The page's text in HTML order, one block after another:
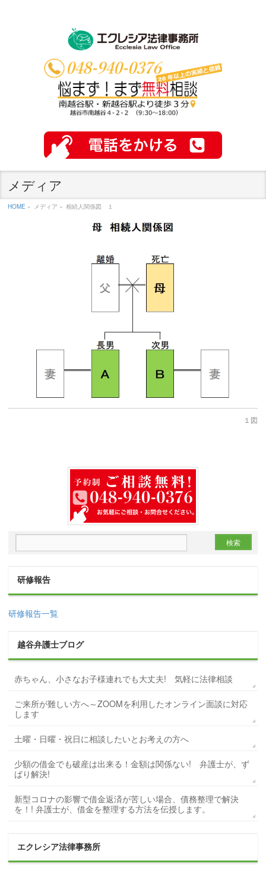
メディア
HOME » メディア » 相続人関係図 １
１図
研修報告
研修報告一覧
越谷弁護士ブログ
赤ちゃん、小さなお子様連れでも大丈夫! 気軽に法律相談
ご来所が難しい方へ～ZOOMを利用したオンライン面談に対応
します
土曜・日曜・祝日に相談したいとお考えの方へ
少額の借金でも破産は出来る！金額は関係ない! 弁護士が、ず
ばり解決!
新型コロナの影響で借金返済が苦しい場合、債務整理で解決
を！! 弁護士が、借金を整理する方法を伝授します。
エクレシア法律事務所